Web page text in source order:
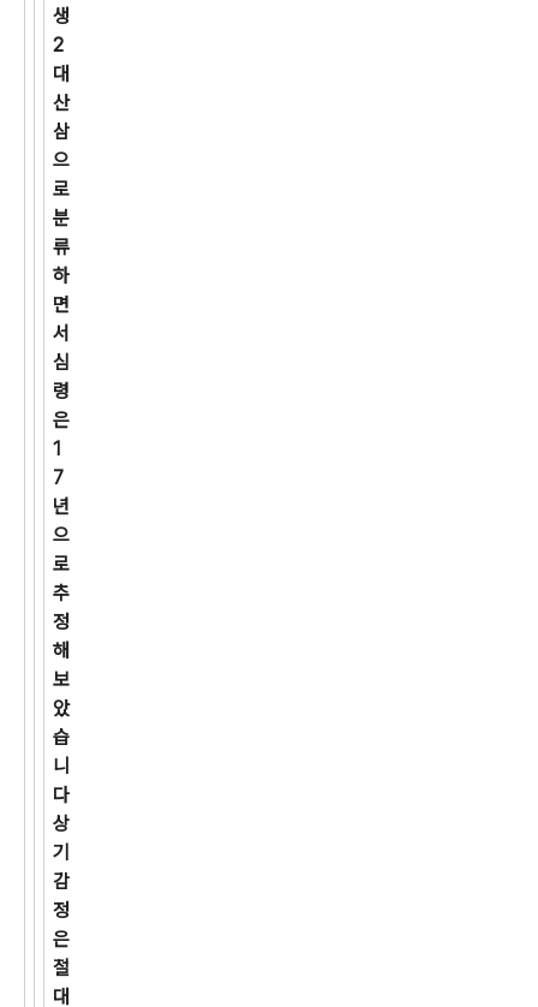
생
2
대
산
삼
으
로
분
류
하
면
서
심
령
은
1
7
년
으
로
추
정
해
보
았
습
니
다
상
기
감
정
은
절
대